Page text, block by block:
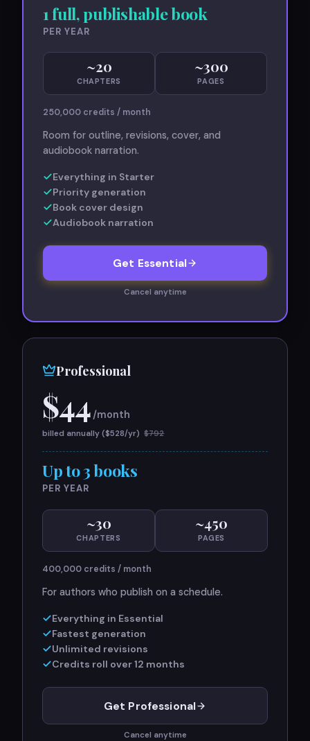
1 full, publishable book
PER YEAR
~20
CHAPTERS
~300
PAGES
250,000 credits / month
Room for outline, revisions, cover, and
audiobook narration.
Everything in Starter
Priority generation
Book cover design
Audiobook narration
Get Essential
Cancel anytime
Professional
$44 /month
billed annually ($528/yr) $792
Up to 3 books
PER YEAR
~30
CHAPTERS
~450
PAGES
400,000 credits / month
For authors who publish on a schedule.
Everything in Essential
Fastest generation
Unlimited revisions
Credits roll over 12 months
Get Professional
Cancel anytime